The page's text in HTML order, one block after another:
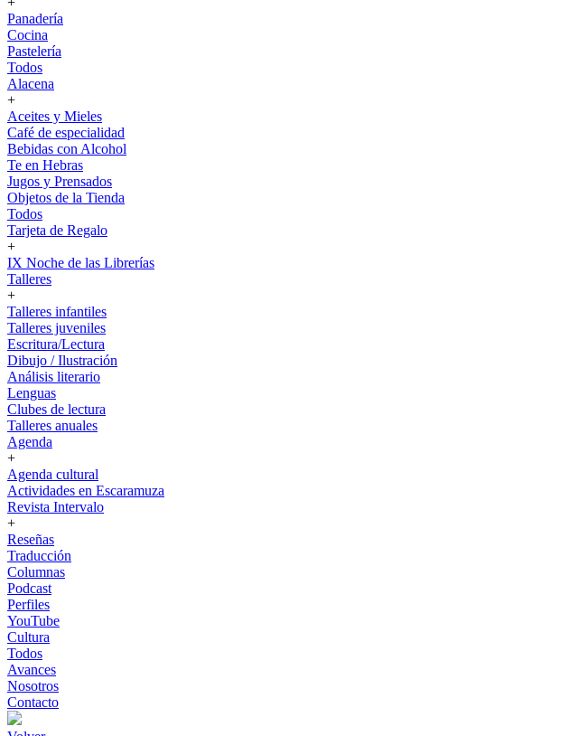
Panadería
Cocina
Pastelería
Todos
Alacena
+
Aceites y Mieles
Café de especialidad
Bebidas con Alcohol
Te en Hebras
Jugos y Prensados
Objetos de la Tienda
Todos
Tarjeta de Regalo
+
IX Noche de las Librerías
Talleres
+
Talleres infantiles
Talleres juveniles
Escritura/Lectura
Dibujo / Ilustración
Análisis literario
Lenguas
Clubes de lectura
Talleres anuales
Agenda
+
Agenda cultural
Actividades en Escaramuza
Revista Intervalo
+
Reseñas
Traducción
Columnas
Podcast
Perfiles
YouTube
Cultura
Todos
Avances
Nosotros
Contacto